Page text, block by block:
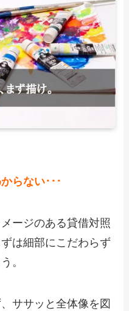
らない･･･
ージのある貸借対照
は細部にこだわらず
。
ササッと全体像を図